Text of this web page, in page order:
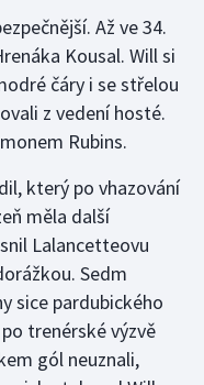
Až ve 34.
Kousal. Will si
čáry i se střelou
z vedení hosté.
Rubins.
který po vhazování
měla další
Lalancetteovu
Sedm
sice pardubického
trenérské výzvě
gól neuznali,